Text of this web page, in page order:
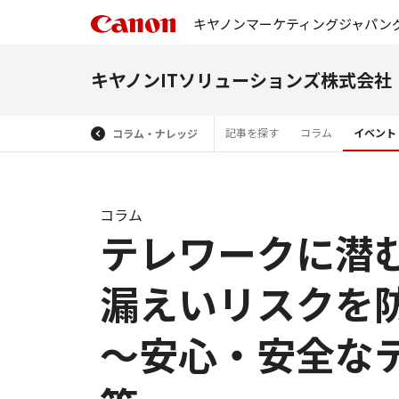
キヤノンマーケティングジャパン
キヤノンITソリューションズ株式会社
コラム・ナレッジ 記事を探す コラム イベン
テレワークに潜
漏えいリスクを
～安心・安全な
コラム